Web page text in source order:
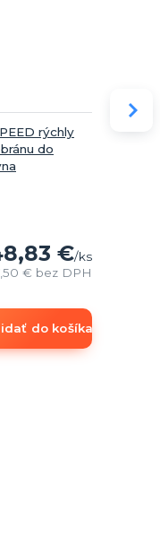
rýchly
do
€/ks
€ bez DPH
do košíka